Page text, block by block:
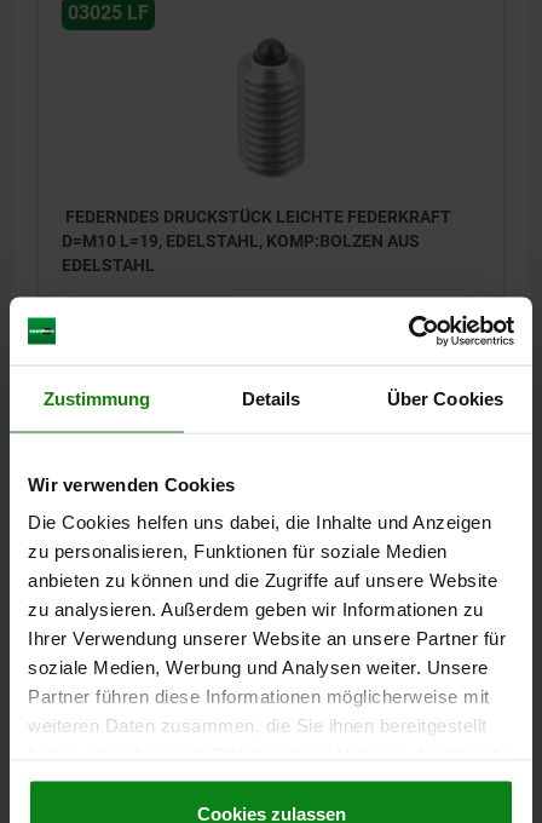
Zustimmung Details Über Cookies
Wir verwenden Cookies
Die Cookies helfen uns dabei, die Inhalte und Anzeigen
zu personalisieren, Funktionen für soziale Medien
anbieten zu können und die Zugriffe auf unsere Website
zu analysieren. Außerdem geben wir Informationen zu
Ihrer Verwendung unserer Website an unsere Partner für
soziale Medien, Werbung und Analysen weiter. Unsere
Partner führen diese Informationen möglicherweise mit
weiteren Daten zusammen, die Sie ihnen bereitgestellt
gesammelt haben.Cookie Richtlinien
Datenschutz|AGB
Cookies zulassen
03025 LF
FEDERNDES DRUCKSTÜCK LEICHTE FEDERKRAFT
D=M10 L=19, EDELSTAHL, KOMP:BOLZEN AUS
EDELSTAHL
HUB=2,5
N=1,6
FEDERKRAFT ENDE F2 CA. N=16
Bestellnummer:03025-110
3,99 €
zzgl. MwSt.
zzgl. Versandkosten
03025 LF
FEDERNDES DRUCKSTÜCK LEICHTE FEDERKRAFT